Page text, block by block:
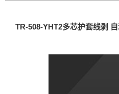
TR-508-YHT2多芯护套线剥